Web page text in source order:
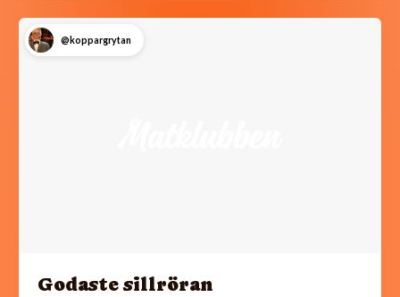
@koppargrytan
Godaste sillröran